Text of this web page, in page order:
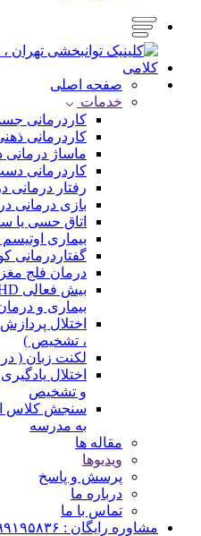
صفحه اصلی
خدمات
کاردرمانی
کاردرمانی
ماساژ درمانی
کاردرمانی
رفتار درمانی
بازی درمانی
اتاق حسی
بیماری
گفتاردرمانی
درمان فلج
بیماری و
اختلال
، تشخیص )
لکنت زبان (
اختلال
و تشخیص
سنجش کلاس
به مدرسه
مقاله ها
ویدیوها
پرسش و پاسخ
درباره ما
تماس با ما
مشاوره رایگان :